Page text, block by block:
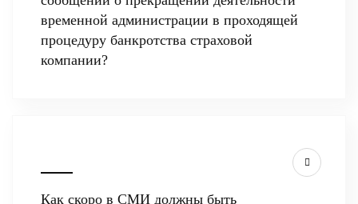
временной администрации в проходящей
процедуру банкротства страховой
компании?
Как скоро в СМИ должны быть